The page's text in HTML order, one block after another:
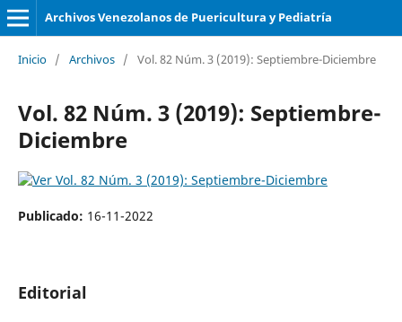
Archivos Venezolanos de Puericultura y Pediatría
Inicio / Archivos / Vol. 82 Núm. 3 (2019): Septiembre-Diciembre
Vol. 82 Núm. 3 (2019): Septiembre-
Diciembre
Publicado: 16-11-2022
Editorial